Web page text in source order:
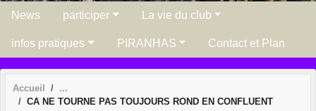
News participer La vie du club
infos pratiques PIRANHAS Contact et Plan
Accueil
CA NE TOURNE PAS TOUJOURS ROND EN CONFLUENT